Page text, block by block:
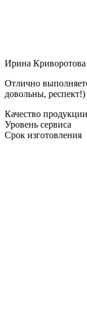
Ирина Криворотова
Отлично
довольны, респект!)
Качество продукции
Уровень сервиса
Срок изготовления